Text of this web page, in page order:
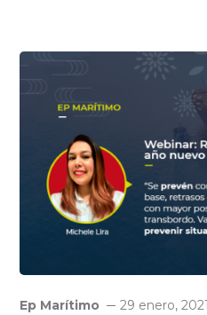
Ep Marítimo 29 enero, 2021